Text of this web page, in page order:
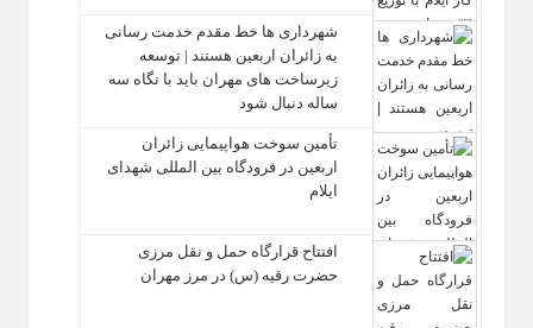
شهرداری‌ ها خط مقدم خدمت ‌رسانی
به زائران اربعین هستند | توسعه
زیرساخت ‌های مهران باید با نگاه سه‌
ساله دنبال شود
تأمین سوخت هواپیمایی زائران
اربعین در فرودگاه بین المللی شهدای
ایلام
افتتاح قرارگاه حمل‌ و نقل مرزی
حضرت رقیه (س) در مرز مهران